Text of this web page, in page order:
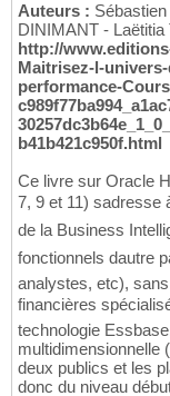
Auteurs :
DINIMANT - Laëtitia
http://
Maitrisez-l-
performance-
b41b421c950f.html
Ce livre sur Oracle
7, 9 et 11)
de la Business
fonctionnels dautre
analystes, etc),
financières
technologie
multidimensionnelle
deux publics et les
donc du niveau